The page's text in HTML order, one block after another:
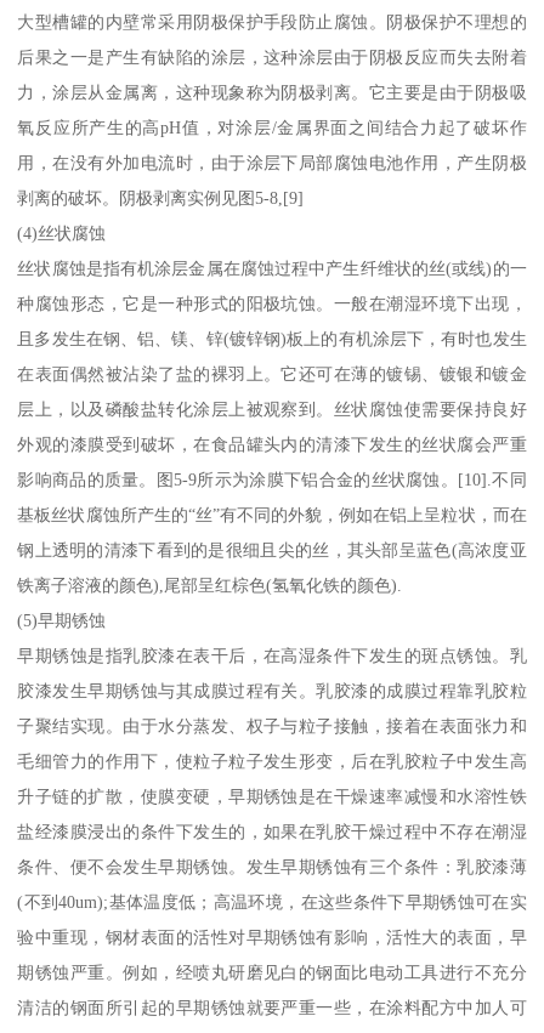
大型槽罐的内壁常采用阴极保护手段防止腐蚀。阴极保护不理想的
后果之一是产生有缺陷的涂层，这种涂层由于阴极反应而失去附着
力，涂层从金属离，这种现象称为阴极剥离。它主要是由于阴极吸
氧反应所产生的高pH值，对涂层/金属界面之间结合力起了破坏作
用，在没有外加电流时，由于涂层下局部腐蚀电池作用，产生阴极
剥离的破坏。阴极剥离实例见图5-8,[9]
(4)丝状腐蚀
丝状腐蚀是指有机涂层金属在腐蚀过程中产生纤维状的丝(或线)的一
种腐蚀形态，它是一种形式的阳极坑蚀。一般在潮湿环境下出现，
且多发生在钢、铝、镁、锌(镀锌钢)板上的有机涂层下，有时也发生
在表面偶然被沾染了盐的裸羽上。它还可在薄的镀锡、镀银和镀金
层上，以及磷酸盐转化涂层上被观察到。丝状腐蚀使需要保持良好
外观的漆膜受到破坏，在食品罐头内的清漆下发生的丝状腐会严重
影响商品的质量。图5-9所示为涂膜下铝合金的丝状腐蚀。[10].不同
基板丝状腐蚀所产生的“丝”有不同的外貌，例如在铝上呈粒状，而在
钢上透明的清漆下看到的是很细且尖的丝，其头部呈蓝色(高浓度亚
铁离子溶液的颜色),尾部呈红棕色(氢氧化铁的颜色).
(5)早期锈蚀
早期锈蚀是指乳胶漆在表干后，在高湿条件下发生的斑点锈蚀。乳
胶漆发生早期锈蚀与其成膜过程有关。乳胶漆的成膜过程靠乳胶粒
子聚结实现。由于水分蒸发、权子与粒子接触，接着在表面张力和
毛细管力的作用下，使粒子粒子发生形变，后在乳胶粒子中发生高
升子链的扩散，使膜变硬，早期锈蚀是在干燥速率减慢和水溶性铁
盐经漆膜浸出的条件下发生的，如果在乳胶干燥过程中不存在潮湿
条件、便不会发生早期锈蚀。发生早期锈蚀有三个条件：乳胶漆薄
(不到40um);基体温度低；高温环境，在这些条件下早期锈蚀可在实
验中重现，钢材表面的活性对早期锈蚀有影响，活性大的表面，早
期锈蚀严重。例如，经喷丸研磨见白的钢面比电动工具进行不充分
清洁的钢面所引起的早期锈蚀就要严重一些，在涂料配方中加人可